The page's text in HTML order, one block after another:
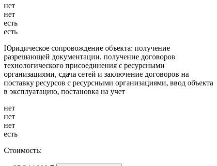
нет
нет
есть
есть
Юридическое сопровождение объекта: получение
разрешающей документации, получение договоров
технологического присоединения с ресурсными
организациями, сдача сетей и заключение договоров на
поставку ресурсов с ресурсными организациями, ввод объекта
в эксплуатацию, постановка на учет
нет
нет
нет
есть
Стоимость: